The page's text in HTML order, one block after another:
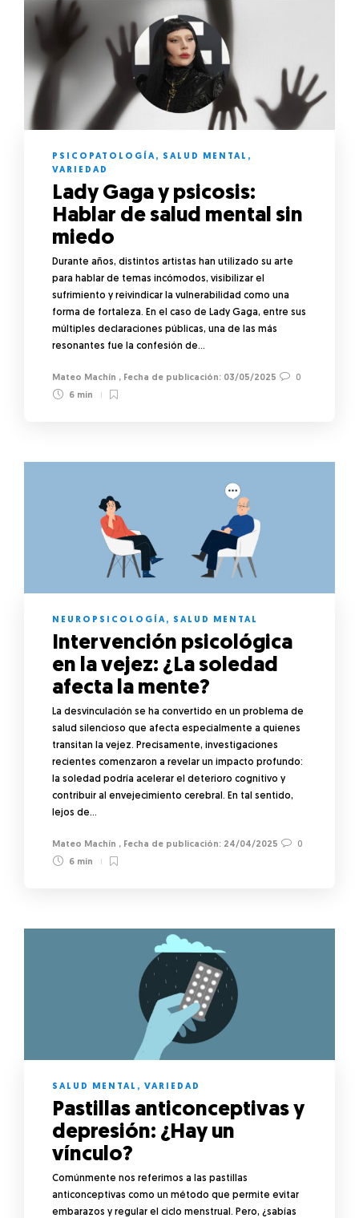
PSICOPATOLOGÍA, SALUD MENTAL ,
VARIEDAD
Lady Gaga y psicosis:
Hablar de salud mental sin
miedo
Durante años, distintos artistas han utilizado su arte
para hablar de temas incómodos, visibilizar el
sufrimiento y reivindicar la vulnerabilidad como una
forma de fortaleza. En el caso de Lady Gaga, entre sus
múltiples declaraciones públicas, una de las más
resonantes fue la confesión de…
Mateo Machín , 03/05/2025
0
6 min
NEUROPSICOLOGÍA, SALUD MENTAL
Intervención psicológica
en la vejez: ¿La soledad
afecta la mente?
La desvinculación se ha convertido en un problema de
salud silencioso que afecta especialmente a quienes
transitan la vejez. Precisamente, investigaciones
recientes comenzaron a revelar un impacto profundo:
la soledad podría acelerar el deterioro cognitivo y
contribuir al envejecimiento cerebral. En tal sentido,
lejos de…
Mateo Machín , 24/04/2025
0
6 min
SALUD MENTAL , VARIEDAD
Pastillas anticonceptivas y
depresión: ¿Hay un
vínculo?
Comúnmente nos referimos a las pastillas
anticonceptivas como un método que permite evitar
embarazos y regular el ciclo menstrual. Pero, ¿sabías